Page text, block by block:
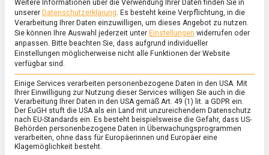
POLITIK/TV
Generationenvertrag und
Identitätspolitik – Timon Dzienus
Weitere Informationen über die Verwendung Ihrer Daten finden Sie in
unserer Datenschutzerklärung. Es besteht keine Verpflichtung, in die
Verarbeitung Ihrer Daten einzuwilligen, um dieses Angebot zu nutzen.
Sie können Ihre Auswahl jederzeit unter Einstellungen widerrufen oder
anpassen. Bitte beachten Sie, dass aufgrund individueller
Einstellungen möglicherweise nicht alle Funktionen der Website
verfügbar sind.
Einige Services verarbeiten personenbezogene Daten in den USA. Mit
Ihrer Einwilligung zur Nutzung dieser Services willigen Sie auch in die
Verarbeitung Ihrer Daten in den USA gemäß Art. 49 (1) lit. a GDPR ein.
Der EuGH stuft die USA als ein Land mit unzureichendem Datenschutz
nach EU-Standards ein. Es besteht beispielsweise die Gefahr, dass US-
Behörden personenbezogene Daten in Überwachungsprogrammen
verarbeiten, ohne dass für Europäerinnen und Europäer eine
Klagemöglichkeit besteht.